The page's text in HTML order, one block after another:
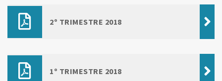
2º TRIMESTRE 2018
1º TRIMESTRE 2018